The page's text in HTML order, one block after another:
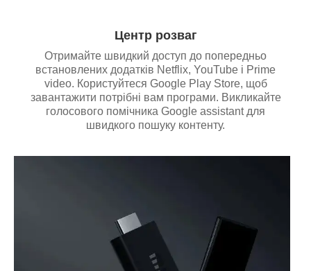
Центр розваг
Отримайте швидкий доступ до попередньо
встановлених додатків Netflix, YouTube і Prime
video. Користуйтеся Google Play Store, щоб
завантажити потрібні вам програми. Викликайте
голосового помічника Google assistant для
швидкого пошуку контенту.